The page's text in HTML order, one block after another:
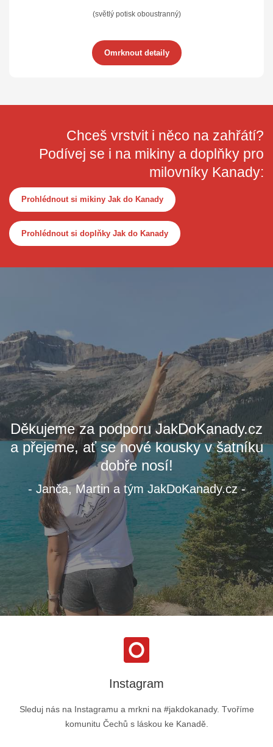
(světlý potisk oboustranný)
Omrknout detaily
Chceš vrstvit i něco na zahřátí?
Podívej se i na mikiny a doplňky pro
milovníky Kanady:
Prohlédnout si mikiny Jak do Kanady
Prohlédnout si doplňky Jak do Kanady
Děkujeme za podporu JakDoKanady.cz
a přejeme, ať se nové kousky v šatníku
dobře nosí!
- Janča, Martin a tým JakDoKanady.cz -
Instagram
Sleduj nás na Instagramu a mrkni na #jakdokanady. Tvoříme
komunitu Čechů s láskou ke Kanadě.